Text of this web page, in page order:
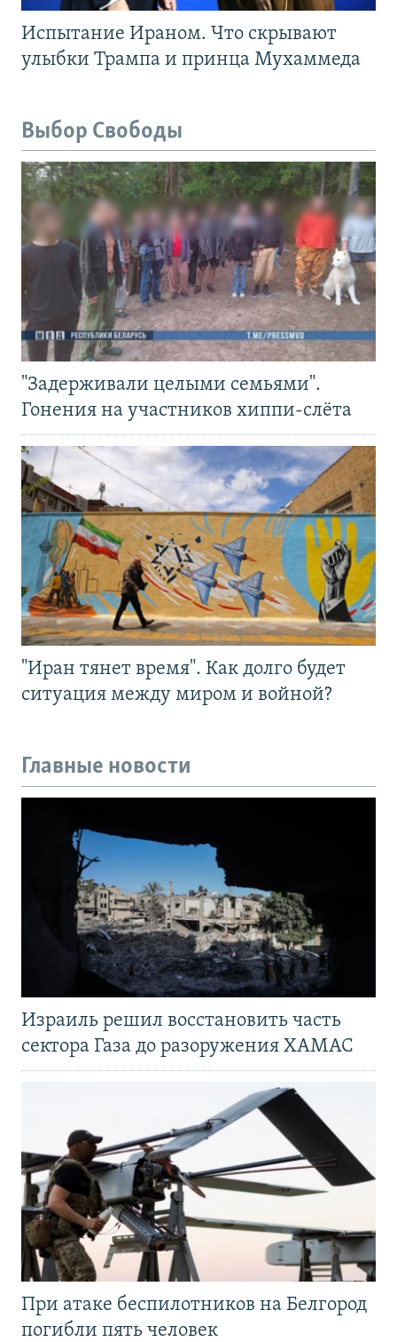
Испытание Ираном. Что скрывают
улыбки Трампа и принца Мухаммеда
Выбор Свободы
"Задерживали целыми семьями".
Гонения на участников хиппи-слёта
"Иран тянет время". Как долго будет
ситуация между миром и войной?
Главные новости
Израиль решил восстановить часть
сектора Газа до разоружения ХАМАС
При атаке беспилотников на Белгород
погибли пять человек